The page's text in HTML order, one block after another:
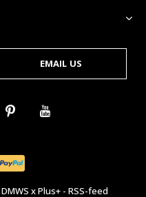
EMAIL US
DMWS xPlus+- RSS-feed